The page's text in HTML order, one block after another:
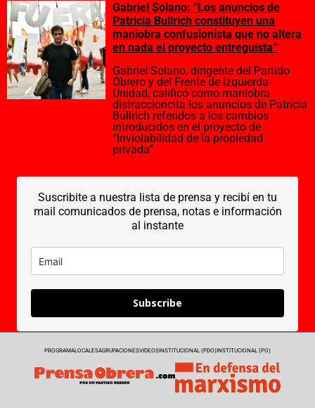
Gabriel Solano: “Los anuncios de
Patricia Bullrich constituyen una
maniobra confusionista que no altera
en nada el proyecto entreguista”
Gabriel Solano, dirigente del Partido
Obrero y del Frente de Izquierda-
Unidad, calificó como maniobra
distraccioncita los anuncios de Patricia
Bullrich referidos a los cambios
introducidos en el proyecto de
“Inviolabilidad de la propiedad
privada”.
Suscribite a nuestra lista de prensa y recibí en tu
mail comunicados de prensa, notas e información
al instante
Subscribe
PROGRAMALOCALESAGRUPACIONESVIDEOSINSTITUCIONAL (PDO)INSTITUCIONAL (PO)